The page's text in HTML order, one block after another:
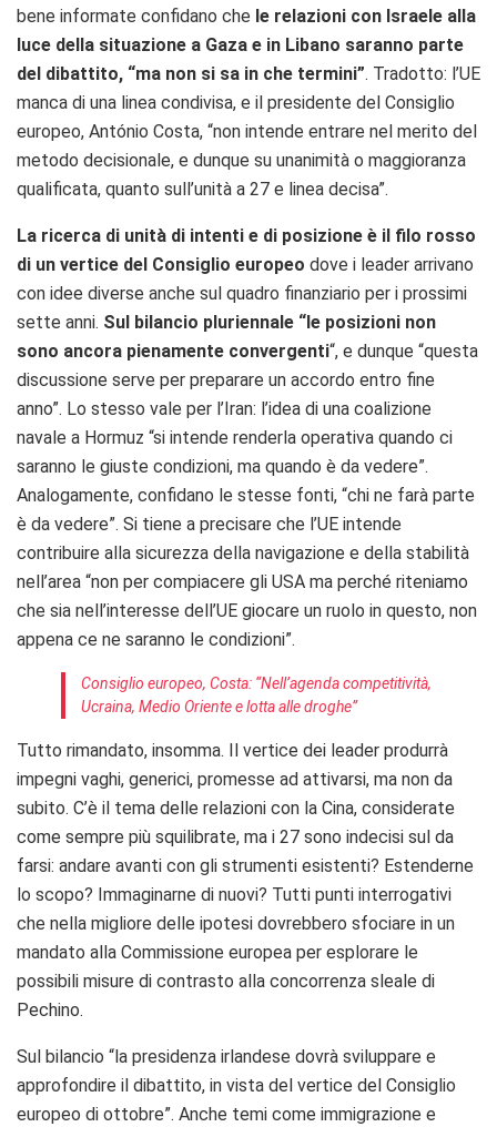
bene informate confidano che le relazioni con Israele alla
luce della situazione a Gaza e in Libano saranno parte
del dibattito, “ma non si sa in che termini”. Tradotto: l’UE
manca di una linea condivisa, e il presidente del Consiglio
europeo, António Costa, “non intende entrare nel merito del
metodo decisionale, e dunque su unanimità o maggioranza
qualificata, quanto sull’unità a 27 e linea decisa”.
La ricerca di unità di intenti e di posizione è il filo rosso
di un vertice del Consiglio europeo dove i leader arrivano
con idee diverse anche sul quadro finanziario per i prossimi
sette anni. Sul bilancio pluriennale “le posizioni non
sono ancora pienamente convergenti“, e dunque “questa
discussione serve per preparare un accordo entro fine
anno”. Lo stesso vale per l’Iran: l’idea di una coalizione
navale a Hormuz “si intende renderla operativa quando ci
saranno le giuste condizioni, ma quando è da vedere”.
Analogamente, confidano le stesse fonti, “chi ne farà parte
è da vedere”. Si tiene a precisare che l’UE intende
contribuire alla sicurezza della navigazione e della stabilità
nell’area “non per compiacere gli USA ma perché riteniamo
che sia nell’interesse dell’UE giocare un ruolo in questo, non
appena ce ne saranno le condizioni”.
Consiglio europeo, Costa: “Nell’agenda competitività,
Ucraina, Medio Oriente e lotta alle droghe”
Tutto rimandato, insomma. Il vertice dei leader produrrà
impegni vaghi, generici, promesse ad attivarsi, ma non da
subito. C’è il tema delle relazioni con la Cina, considerate
come sempre più squilibrate, ma i 27 sono indecisi sul da
farsi: andare avanti con gli strumenti esistenti? Estenderne
lo scopo? Immaginarne di nuovi? Tutti punti interrogativi
che nella migliore delle ipotesi dovrebbero sfociare in un
mandato alla Commissione europea per esplorare le
possibili misure di contrasto alla concorrenza sleale di
Pechino.
Sul bilancio “la presidenza irlandese dovrà sviluppare e
approfondire il dibattito, in vista del vertice del Consiglio
europeo di ottobre”. Anche temi come immigrazione e